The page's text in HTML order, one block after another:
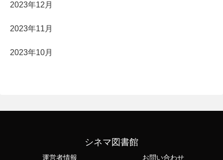
2023年12月
2023年11月
2023年10月
シネマ図書館
運営者情報 お問い合わせ